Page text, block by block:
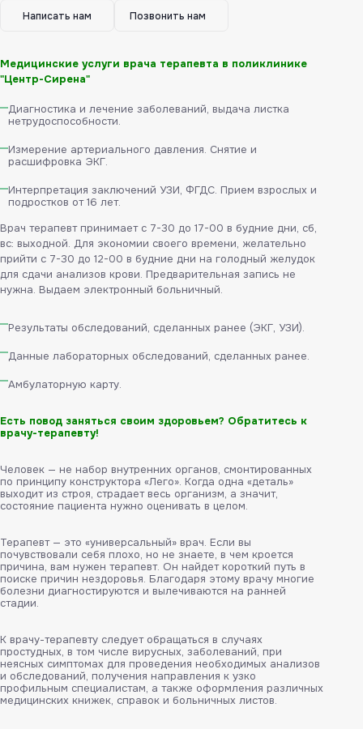
Написать нам Позвонить нам
Медицинские услуги врача терапевта в поликлинике
"Центр-Сирена"
Диагностика и лечение заболеваний, выдача листка
нетрудоспособности.
Измерение артериального давления. Снятие и
расшифровка ЭКГ.
Интерпретация заключений УЗИ, ФГДС. Прием взрослых и
подростков от 16 лет.
Врач терапевт принимает с 7-30 до 17-00 в будние дни, сб,
вс: выходной. Для экономии своего времени, желательно
прийти с 7-30 до 12-00 в будние дни на голодный желудок
для сдачи анализов крови. Предварительная запись не
нужна. Выдаем электронный больничный.
Результаты обследований, сделанных ранее (ЭКГ, УЗИ).
Данные лабораторных обследований, сделанных ранее.
Амбулаторную карту.
Есть повод заняться своим здоровьем? Обратитесь к
врачу-терапевту!
Человек — не набор внутренних органов, смонтированных
по принципу конструктора «Лего». Когда одна «деталь»
выходит из строя, страдает весь организм, а значит,
состояние пациента нужно оценивать в целом.
Терапевт — это «универсальный» врач. Если вы
почувствовали себя плохо, но не знаете, в чем кроется
причина, вам нужен терапевт. Он найдет короткий путь в
поиске причин нездоровья. Благодаря этому врачу многие
болезни диагностируются и вылечиваются на ранней
стадии.
К врачу-терапевту следует обращаться в случаях
простудных, в том числе вирусных, заболеваний, при
неясных симптомах для проведения необходимых анализов
и обследований, получения направления к узко
профильным специалистам, а также оформления различных
медицинских книжек, справок и больничных листов.